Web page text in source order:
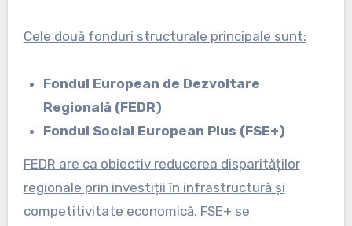
Cele două fonduri structurale principale sunt:
Fondul European de Dezvoltare
Regională (FEDR)
Fondul Social European Plus (FSE+)
FEDR are ca obiectiv reducerea disparităților
regionale prin investiții în infrastructură și
competitivitate economică. FSE+ se